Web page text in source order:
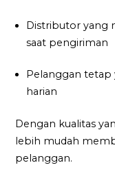
Distributor yang
saat pengiriman
Pelanggan tetap
harian
Dengan kualitas
lebih mudah
pelanggan.